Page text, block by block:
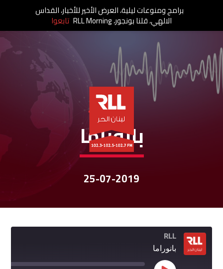
نشرات الأخبار
بانوراما
25-07-2019
RLL
بانوراما
برامج ومنوعات ليلية، العرض الأخير للأخبار، القداس
الالهي، قلنا بونجور، RLL Morning تابعوا